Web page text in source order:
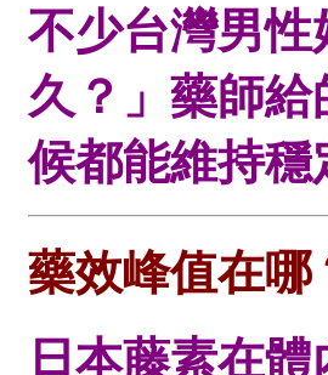
不少台灣男性
久？」藥師
候都能維持穩
藥效峰值在哪
日本藤素在